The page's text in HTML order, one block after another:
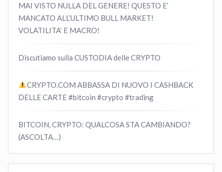
MAI VISTO NULLA DEL GENERE! QUESTO E’
MANCATO ALL’ULTIMO BULL MARKET!
VOLATILITA’ E MACRO!
Discutiamo sulla CUSTODIA delle CRYPTO
CRYPTO.COM ABBASSA DI NUOVO I CASHBACK
DELLE CARTE #bitcoin #crypto #trading
BITCOIN, CRYPTO: QUALCOSA STA CAMBIANDO?
(ASCOLTA…)